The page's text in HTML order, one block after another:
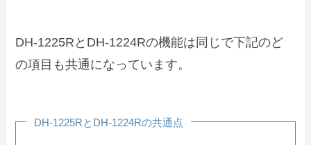
DH‑1225RとDH‑1224Rの機能は同じで下記のど
の項目も共通になっています。
DH‑1225RとDH‑1224Rの共通点